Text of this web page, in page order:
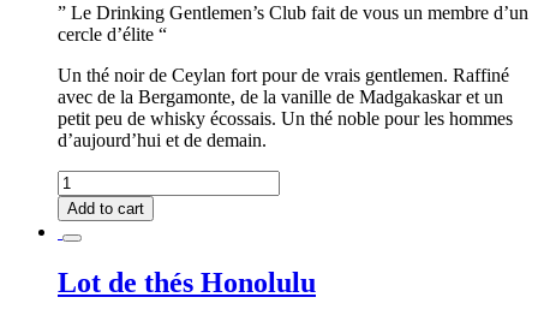
” Le Drinking Gentlemen’s Club fait de vous un membre d’un
cercle d’élite “
Un thé noir de Ceylan fort pour de vrais gentlemen. Raffiné
avec de la Bergamonte, de la vanille de Madgakaskar et un
petit peu de whisky écossais. Un thé noble pour les hommes
d’aujourd’hui et de demain.
Le
Country
Club
quantity
Add to cart
Lot de thés Honolulu